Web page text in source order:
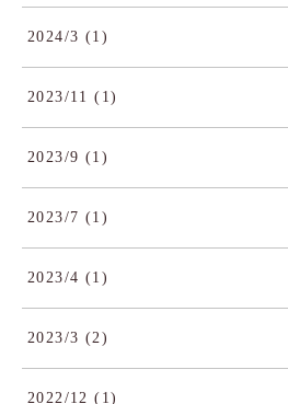
2024/3 (1)
2023/11 (1)
2023/9 (1)
2023/7 (1)
2023/4 (1)
2023/3 (2)
2022/12 (1)